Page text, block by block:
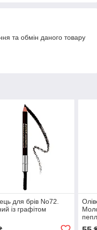
та обмін даного товару
для брів No72.
із графітом